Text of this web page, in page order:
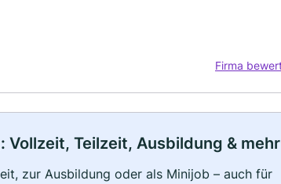
Firma
Teilzeit, Ausbildung & mehr
zur Ausbildung oder als Minijob – auch für